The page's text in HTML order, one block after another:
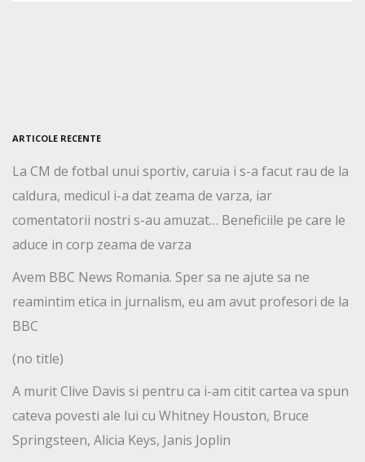
ARTICOLE RECENTE
La CM de fotbal unui sportiv, caruia i s-a facut rau de la
caldura, medicul i-a dat zeama de varza, iar
comentatorii nostri s-au amuzat… Beneficiile pe care le
aduce in corp zeama de varza
Avem BBC News Romania. Sper sa ne ajute sa ne
reamintim etica in jurnalism, eu am avut profesori de la
BBC
(no title)
A murit Clive Davis si pentru ca i-am citit cartea va spun
cateva povesti ale lui cu Whitney Houston, Bruce
Springsteen, Alicia Keys, Janis Joplin